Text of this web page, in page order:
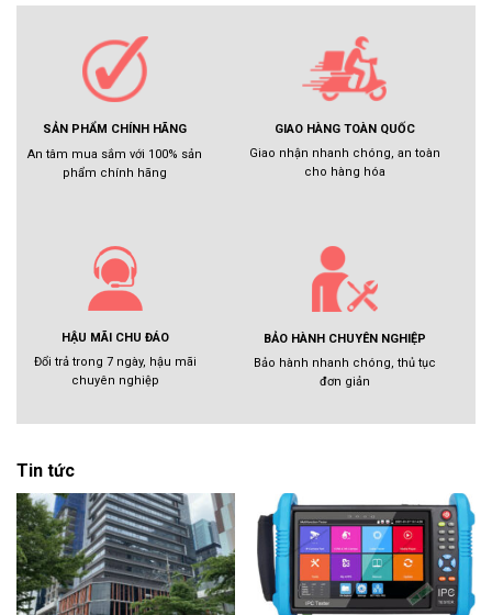
SẢN PHẨM CHÍNH HÃNG
An tâm mua sắm với 100% sản
phẩm chính hãng
GIAO HÀNG TOÀN QUỐC
Giao nhận nhanh chóng, an toàn
cho hàng hóa
HẬU MÃI CHU ĐÁO
Đổi trả trong 7 ngày, hậu mãi
chuyên nghiệp
BẢO HÀNH CHUYÊN NGHIỆP
Bảo hành nhanh chóng, thủ tục
đơn giản
Tin tức